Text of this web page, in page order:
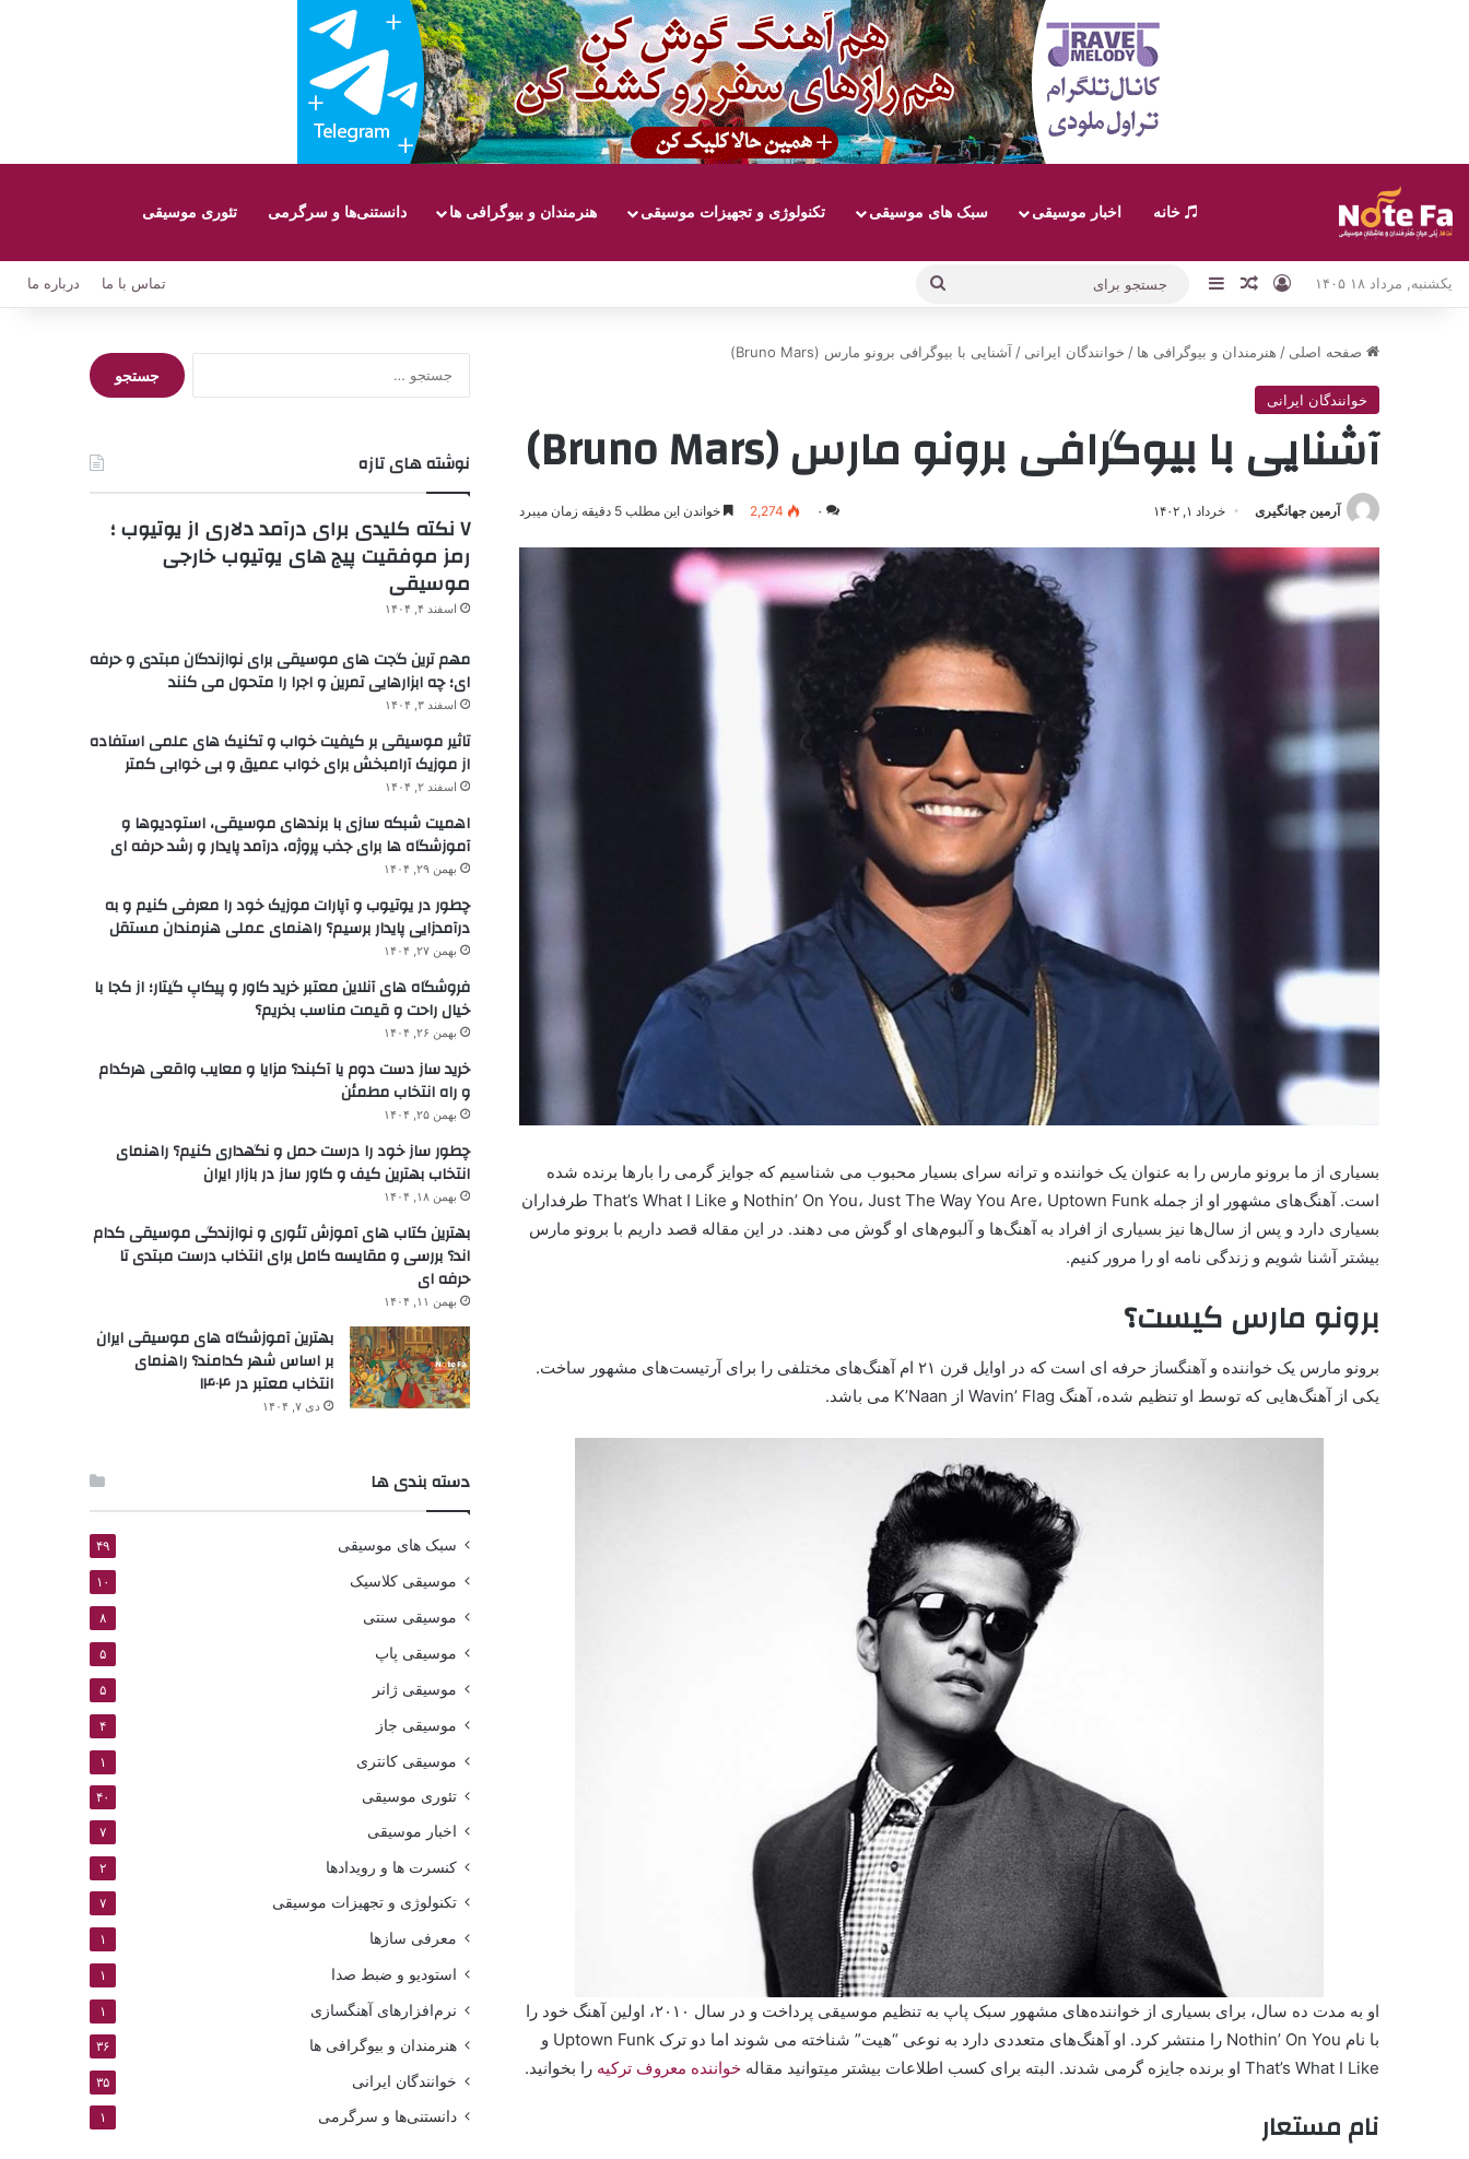
خانه اخبار موسیقی سبک های موسیقی تکنولوژی و تجهیزات موسیقی هنرمندان و بیوگرافی ها دانستنی‌ها و سرگرمی تئوری موسیقی
یکشنبه, مرداد ۱۸ ۱۴۰۵ ورودنوشته تصادفی
نوارکناری
جستجو
تماس با ما درباره ما
صفحه اصلی / هنرمندان و بیوگرافی ها / خوانندگان ایرانی / آشنایی با بیوگرافی برونو مارس (Bruno Mars)
خوانندگان ایرانی
آشنایی با بیوگرافی برونو مارس (Bruno Mars)
آرمین جهانگیری خرداد ۱, ۱۴۰۲ ۰ 2,274 خواندن این مطلب 5 دقیقه زمان میبرد
بسیاری از ما برونو مارس را به عنوان یک خواننده و ترانه سرای بسیار محبوب می شناسیم که جوایز گرمی را بارها برنده شده
است. آهنگ‌های مشهور او از جمله Nothin’ On You، Just The Way You Are، Uptown Funk و That’s What I Like طرفداران
بسیاری دارد و پس از سال‌ها نیز بسیاری از افراد به آهنگ‌ها و آلبوم‌های او گوش می دهند. در این مقاله قصد داریم با برونو مارس
بیشتر آشنا شویم و زندگی نامه او را مرور کنیم.
برونو مارس کیست؟
برونو مارس یک خواننده و آهنگساز حرفه ای است که در اوایل قرن ۲۱ ام آهنگ‌های مختلفی را برای آرتیست‌های مشهور ساخت.
یکی از آهنگ‌هایی که توسط او تنظیم شده، آهنگ Wavin’ Flag از K’Naan می باشد.
او به مدت ده سال، برای بسیاری از خواننده‌های مشهور سبک پاپ به تنظیم موسیقی پرداخت و در سال ۲۰۱۰، اولین آهنگ خود را
با نام Nothin’ On You را منتشر کرد. او آهنگ‌های متعددی دارد به نوعی “هیت” شناخته می شوند اما دو ترک Uptown Funk و
That’s What I Like او برنده جایزه گرمی شدند. البته برای کسب اطلاعات بیشتر میتوانید مقاله
خواننده معروف ترکیهرا بخوانید.
نام مستعار
جستجو
برای:
نوشته های تازه
۷ نکته کلیدی برای درآمد دلاری از یوتیوب ؛
رمز موفقیت پیج های یوتیوب خارجی
موسیقی
اسفند ۴, ۱۴۰۴
مهم ترین گجت های موسیقی برای نوازندگان مبتدی و حرفه
ای؛ چه ابزارهایی تمرین و اجرا را متحول می کنند
اسفند ۳, ۱۴۰۴
تاثیر موسیقی بر کیفیت خواب و تکنیک های علمی استفاده
از موزیک آرامبخش برای خواب عمیق و بی خوابی کمتر
اسفند ۲, ۱۴۰۴
اهمیت شبکه سازی با برندهای موسیقی، استودیوها و
آموزشگاه ها برای جذب پروژه، درآمد پایدار و رشد حرفه ای
بهمن ۲۹, ۱۴۰۴
چطور در یوتیوب و آپارات موزیک خود را معرفی کنیم و به
درآمدزایی پایدار برسیم؟ راهنمای عملی هنرمندان مستقل
بهمن ۲۷, ۱۴۰۴
فروشگاه های آنلاین معتبر خرید کاور و پیکاپ گیتار؛ از کجا با
خیال راحت و قیمت مناسب بخریم؟
بهمن ۲۶, ۱۴۰۴
خرید ساز دست دوم یا آکبند؟ مزایا و معایب واقعی هرکدام
و راه انتخاب مطمئن
بهمن ۲۵, ۱۴۰۴
چطور ساز خود را درست حمل و نگهداری کنیم؟ راهنمای
انتخاب بهترین کیف و کاور ساز در بازار ایران
بهمن ۱۸, ۱۴۰۴
بهترین کتاب های آموزش تئوری و نوازندگی موسیقی کدام
اند؟ بررسی و مقایسه کامل برای انتخاب درست مبتدی تا
حرفه ای
بهمن ۱۱, ۱۴۰۴
بهترین آموزشگاه های موسیقی ایران
بر اساس شهر کدامند؟ راهنمای
انتخاب معتبر در ۱۴۰۴
دی ۷, ۱۴۰۴
دسته بندی ها
سبک های موسیقی ۴۹
موسیقی کلاسیک ۱۰
موسیقی سنتی ۸
موسیقی پاپ ۵
موسیقی ژانر ۵
موسیقی جاز ۴
موسیقی کانتری ۱
تئوری موسیقی ۴۰
اخبار موسیقی ۷
کنسرت ها و رویدادها ۲
تکنولوژی و تجهیزات موسیقی ۷
معرفی سازها ۱
استودیو و ضبط صدا ۱
نرم‌افزارهای آهنگسازی ۱
هنرمندان و بیوگرافی ها ۳۶
خوانندگان ایرانی ۳۵
دانستنی‌ها و سرگرمی ۱